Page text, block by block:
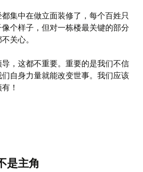
集中在做立面装修了，每个百姓只
个样子，但对一栋楼最关键的部分
关心。
，这都不重要。重要的是我们不信
自身力量就能改变世事。我们应该
！
是主角